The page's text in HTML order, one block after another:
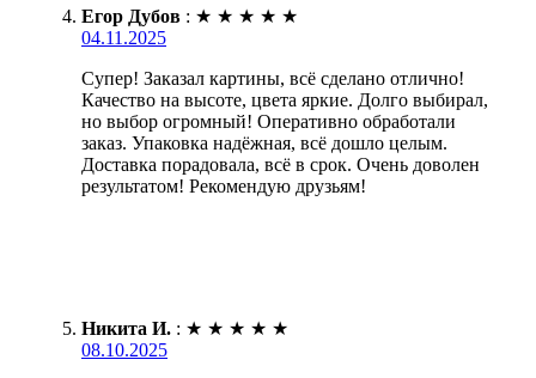
Егор Дубов : ★ ★ ★ ★ ★
04.11.2025
Супер! Заказал картины, всё сделано отлично!
Качество на высоте, цвета яркие. Долго выбирал,
но выбор огромный! Оперативно обработали
заказ. Упаковка надёжная, всё дошло целым.
Доставка порадовала, всё в срок. Очень доволен
результатом! Рекомендую друзьям!
Никита И. : ★ ★ ★ ★ ★
08.10.2025